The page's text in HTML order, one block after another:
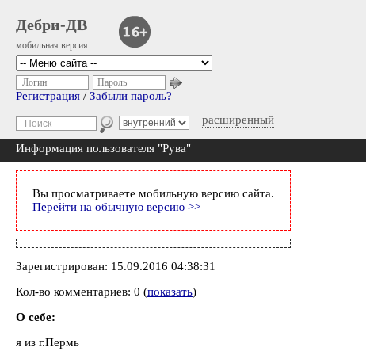
Дебри-ДВ
мобильная версия
расширенный
Логин Пароль
Регистрация / Забыли пароль?
Информация пользователя "Рува"
Вы просматриваете мобильную версию сайта.
Перейти на обычную версию >>
Зарегистрирован: 15.09.2016 04:38:31
Кол-во комментариев: 0 (показать)
О себе:
я из г.Пермь